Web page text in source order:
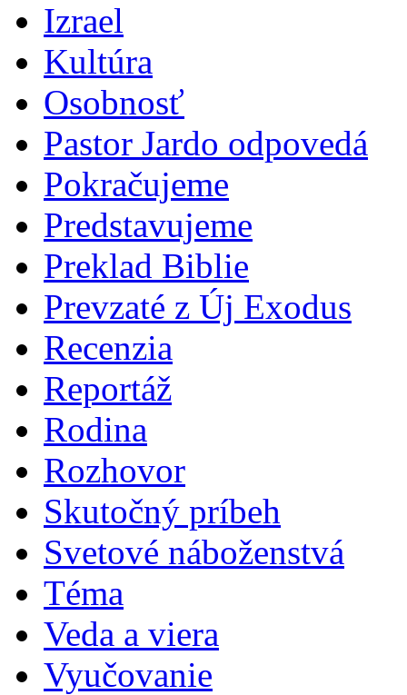
Izrael
Kultúra
Osobnosť
Pastor Jardo odpovedá
Pokračujeme
Predstavujeme
Preklad Biblie
Prevzaté z Új Exodus
Recenzia
Reportáž
Rodina
Rozhovor
Skutočný príbeh
Svetové náboženstvá
Téma
Veda a viera
Vyučovanie